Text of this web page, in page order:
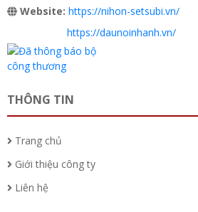
Website: https://nihon-setsubi.vn/
https://daunoinhanh.vn/
THÔNG TIN
Trang chủ
Giới thiệu công ty
Liên hệ